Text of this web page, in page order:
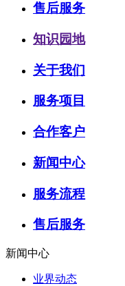
售后服务
知识园地
关于我们
服务项目
合作客户
新闻中心
服务流程
售后服务
新闻中心
业界动态